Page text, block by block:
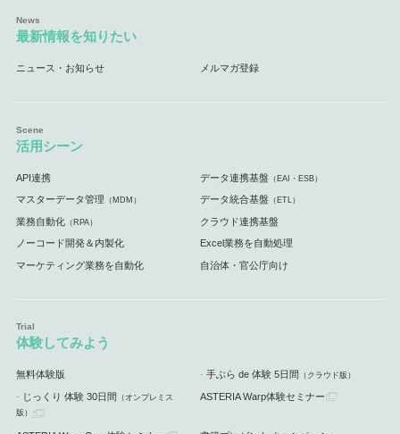
最新情報を知りたい
ニュース・お知らせ メルマガ登録
活用シーン
API連携 データ連携基盤 （EAI・ESB）
マスターデータ管理 （MDM） データ統合基盤 （ETL）
業務自動化（RPA） クラウド連携基盤
ノーコード開発＆内製化 Excel業務を自動処理
マーケティング業務を自動化 自治体・官公庁向け
体験してみよう
無料体験版 手ぶら de 体験 5日間 （クラウド版）
じっくり 体験 30日間 （オンプレミス
版）
ASTERIA Warp体験セミナー